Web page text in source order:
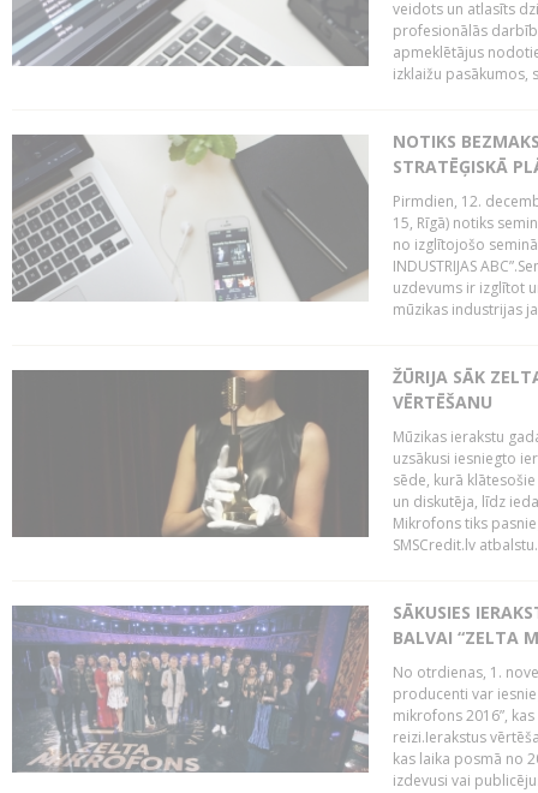
veidots un atlasīts
profesionālās
apmeklētājus
izklaižu pasākumos,
NOTIKS
STRATĒĢISKĀ
Pirmdien, 12.
15, Rīgā) notiks
no izglītojošo
INDUSTRIJAS
uzdevums ir izglītot
mūzikas industrijas
ŽŪRIJA SĀK
VĒRTĒŠANU
Mūzikas ierakstu
uzsākusi iesniegto
sēde, kurā
un diskutēja, līdz
Mikrofons tiks
SMSCredit.lv
SĀKUSIES
BALVAI “ZELTA
No otrdienas, 1.
producenti var
mikrofons 2016”,
reizi.Ierakstus
kas laika posmā no
izdevusi vai